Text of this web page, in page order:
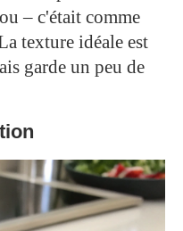
– c'était comme
texture idéale est
garde un peu de